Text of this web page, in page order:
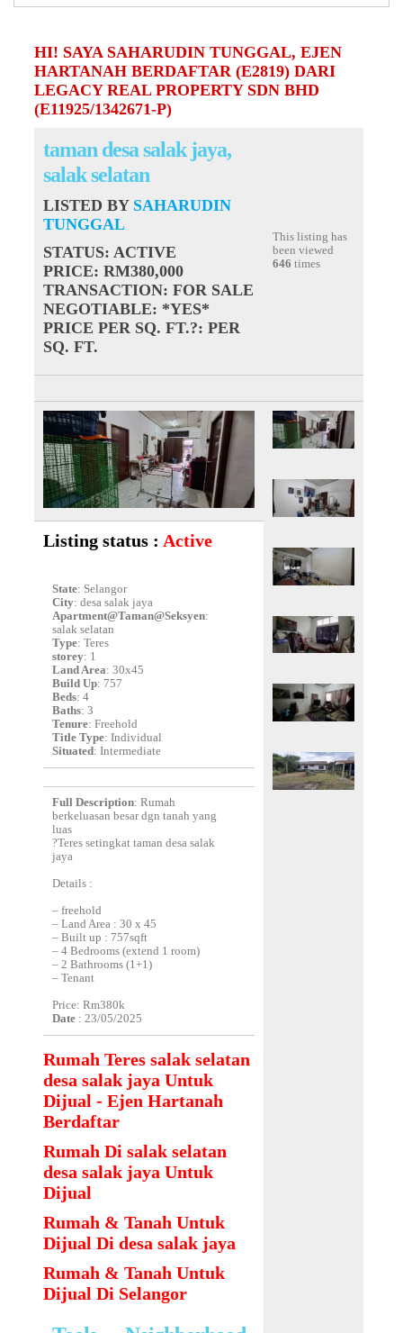
HI! SAYA SAHARUDIN TUNGGAL, EJEN
HARTANAH BERDAFTAR (E2819) DARI
LEGACY REAL PROPERTY SDN BHD
(E11925/1342671-P)
taman desa salak jaya,
salak selatan
LISTED BY SAHARUDIN
TUNGGAL
STATUS: ACTIVE
PRICE: RM380,000
TRANSACTION: FOR SALE
NEGOTIABLE: *YES*
PRICE PER SQ. FT.?: PER
SQ. FT.
This listing has
been viewed
646 times
Listing status : Active
State: Selangor
City: desa salak jaya
Apartment@Taman@Seksyen:
salak selatan
Type: Teres
storey: 1
Land Area: 30x45
Build Up: 757
Beds: 4
Baths: 3
Tenure: Freehold
Title Type: Individual
Situated: Intermediate
Full Description: Rumah
berkeluasan besar dgn tanah yang
luas
?Teres setingkat taman desa salak
jaya
Details :
– freehold
– Land Area : 30 x 45
– Built up : 757sqft
– 4 Bedrooms (extend 1 room)
– 2 Bathrooms (1+1)
– Tenant
Price: Rm380k
Date : 23/05/2025
Rumah Teres salak selatan
desa salak jaya Untuk
Dijual - Ejen Hartanah
Berdaftar
Rumah Di salak selatan
desa salak jaya Untuk
Dijual
Rumah & Tanah Untuk
Dijual Di desa salak jaya
Rumah & Tanah Untuk
Dijual Di Selangor